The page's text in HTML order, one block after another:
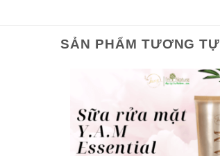
SẢN PHẨM TƯƠNG TỰ